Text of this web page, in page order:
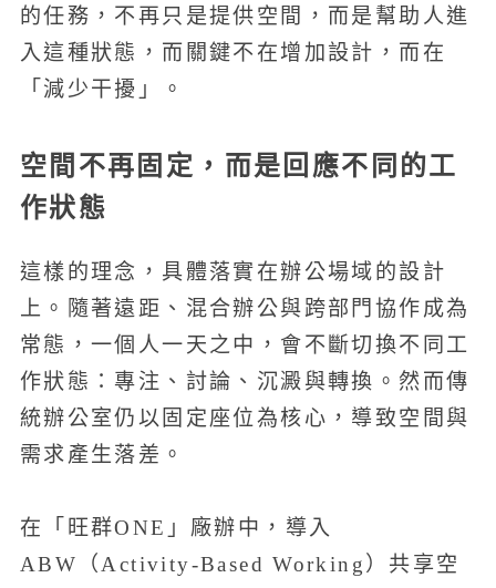
的任務，不再只是提供空間，而是幫助人進
入這種狀態，而關鍵不在增加設計，而在
「減少干擾」。
空間不再固定，而是回應不同的工
作狀態
這樣的理念，具體落實在辦公場域的設計
上。隨著遠距、混合辦公與跨部門協作成為
常態，一個人一天之中，會不斷切換不同工
作狀態：專注、討論、沉澱與轉換。然而傳
統辦公室仍以固定座位為核心，導致空間與
需求產生落差。
在「旺群ONE」廠辦中，導入
ABW（Activity-Based Working）共享空